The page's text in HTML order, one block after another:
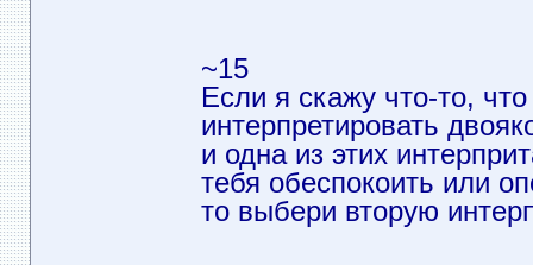
~15
Если я скажу что-то,
интерпретировать
и одна из этих
тебя обеспокоить или
то выбери вторую